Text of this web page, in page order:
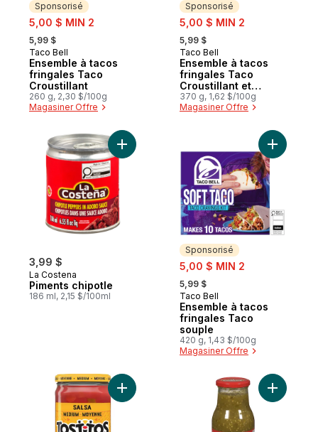
Sponsorisé
sale:
5,00 $ MIN 2
, formerly:
5,99 $
Sponsorisé
Taco Bell
Ensemble à tacos
fringales Taco
Croustillant
260 g, 2,30 $/100g
Magasiner Offre
Sponsorisé
sale:
5,00 $ MIN 2
, formerly:
5,99 $
Sponsorisé
Taco Bell
Ensemble à tacos
fringales Taco
Croustillant et
Souple
370 g, 1,62 $/100g
Magasiner Offre
3,99 $
La Costena
Piments chipotle
186 ml, 2,15 $/100ml
Ajouter Piments chipotle au panier
Sponsorisé
sale:
5,00 $ MIN 2
, formerly:
5,99 $
Sponsorisé
Taco Bell
Ensemble à tacos
fringales Taco
souple
420 g, 1,43 $/100g
Magasiner Offre
Ajouter
Ajouter Salsa Moyenne au panierAjouter